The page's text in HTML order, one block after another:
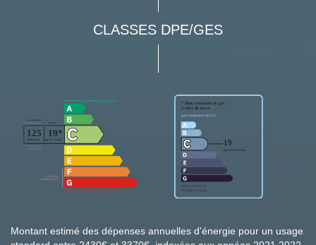
CLASSES DPE/GES
Montant estimé des dépenses annuelles d'énergie pour un usage